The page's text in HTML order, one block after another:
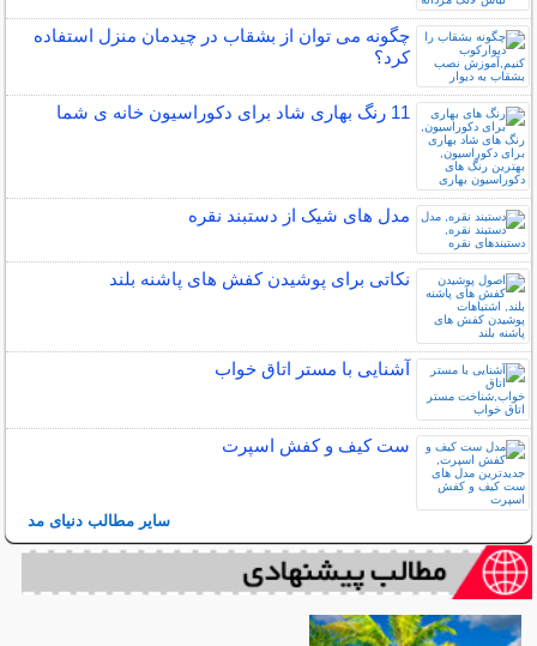
چگونه می توان از بشقاب در چیدمان منزل استفاده
کرد؟
11 رنگ بهاری شاد برای دکوراسیون خانه ی شما
مدل های شیک از دستبند نقره
نکاتی برای پوشیدن کفش های پاشنه بلند
آشنایی با مستر اتاق خواب
ست کیف و کفش اسپرت
سایر مطالب دنیای مد